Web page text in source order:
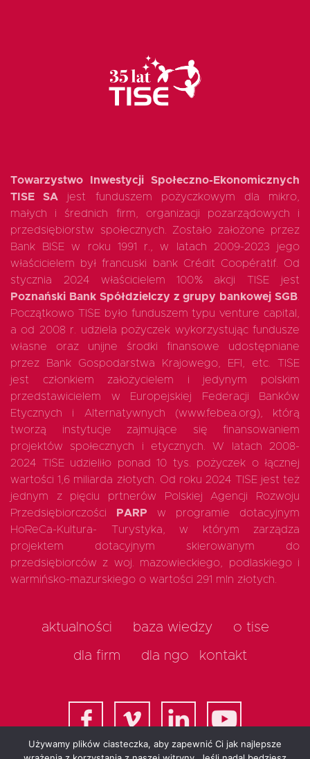
Towarzystwo Inwestycji Społeczno-Ekonomicznych
TISE SA jest funduszem pożyczkowym dla mikro,
małych i średnich firm, organizacji pozarządowych i
przedsiębiorstw społecznych. Zostało założone przez
Bank BISE w roku 1991 r., w latach 2009-2023 jego
właścicielem był francuski bank Crédit Coopératif. Od
stycznia 2024 właścicielem 100% akcji TISE jest
Poznański Bank Spółdzielczy z grupy bankowej SGB.
Początkowo TISE było funduszem typu venture capital,
a od 2008 r. udziela pożyczek wykorzystując fundusze
własne oraz unijne środki finansowe udostępniane
przez Bank Gospodarstwa Krajowego, EFI, etc. TISE
jest członkiem założycielem i jedynym polskim
przedstawicielem w Europejskiej Federacji Banków
Etycznych i Alternatywnych (www.febea.org), którą
tworzą instytucje zajmujące się finansowaniem
projektów społecznych i etycznych. W latach 2008-
2024 TISE udzieliło ponad 10 tys. pożyczek o łącznej
wartości 1,6 miliarda złotych. Od roku 2024 TISE jest też
jednym z pięciu prtnerów Polskiej Agencji Rozwoju
Przedsiębiorczości
PARP w programie dotacyjnym
HoReCa-Kultura- Turystyka, w którym zarządza
projektem dotacyjnym skierowanym do
przedsiębiorców z woj. mazowieckiego, podlaskiego i
warmińsko-mazurskiego o wartości 291 mln złotych.
aktualności baza wiedzy o tise
dla firm dla ngo kontakt
Używamy plików ciasteczka, aby zapewnić Ci jak najlepsze